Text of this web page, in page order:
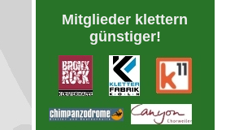
Mitglieder klettern
günstiger!